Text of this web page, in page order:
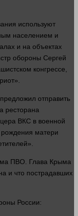
используют
населением и
и на объектах
обороны Сергей
конгрессе,
отправить
ресторана
ВКС в военной
рождения матери
ПВО. Глава Крыма
и что пострадавших
России: